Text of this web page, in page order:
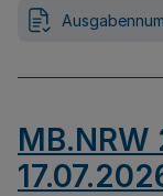
MB.NRW